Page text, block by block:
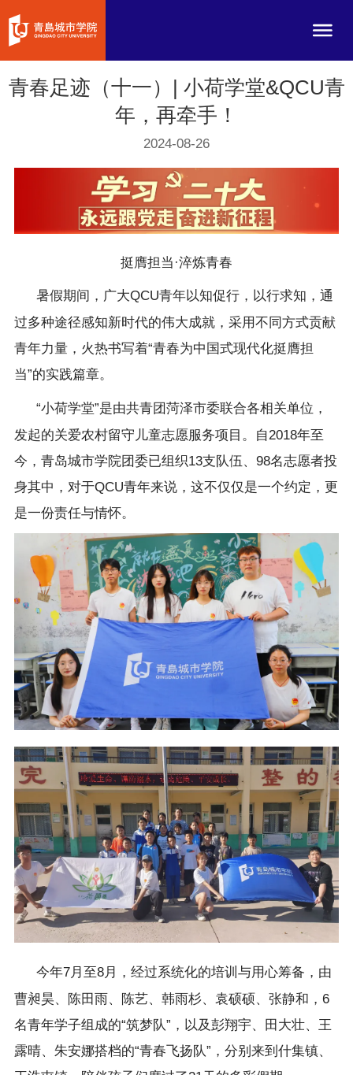
青春足迹（十一）| 小荷学堂&QCU青
年，再牵手！
2024-08-26
挺膺担当·淬炼青春
暑假期间，广大QCU青年以知促行，以行求知，通
过多种途径感知新时代的伟大成就，采用不同方式贡献
青年力量，火热书写着“青春为中国式现代化挺膺担
当”的实践篇章。
“小荷学堂”是由共青团菏泽市委联合各相关单位，
发起的关爱农村留守儿童志愿服务项目。自2018年至
今，青岛城市学院团委已组织13支队伍、98名志愿者投
身其中，对于QCU青年来说，这不仅仅是一个约定，更
是一份责任与情怀。
今年7月至8月，经过系统化的培训与用心筹备，由
曹昶昊、陈田雨、陈艺、韩雨杉、袁硕硕、张静和，6
名青年学子组成的“筑梦队”，以及彭翔宇、田大壮、王
露晴、朱安娜搭档的“青春飞扬队”，分别来到什集镇、